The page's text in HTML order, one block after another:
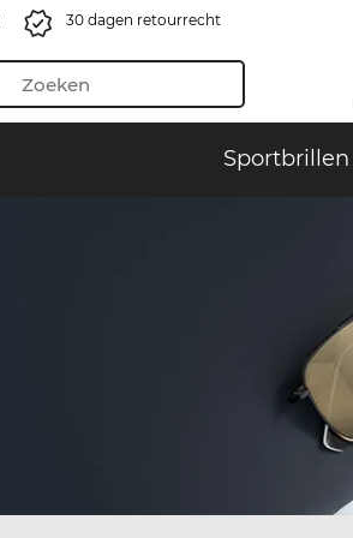
30 dagen retourrecht
Sportbrillen